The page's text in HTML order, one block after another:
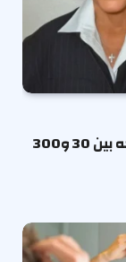
جراحون يكشفون فرق تكلفة تجميل الوجه بين 30 و300